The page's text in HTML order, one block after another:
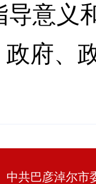
导意义
府、
中共巴彦淖尔市